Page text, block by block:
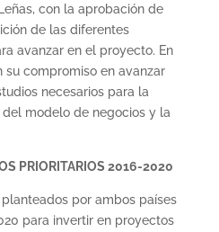
con la aprobación de
de las diferentes
avanzar en el proyecto. En
compromiso en avanzar
necesarios para la
modelo de negocios y la
PRIORITARIOS 2016-2020
por ambos países
para invertir en proyectos